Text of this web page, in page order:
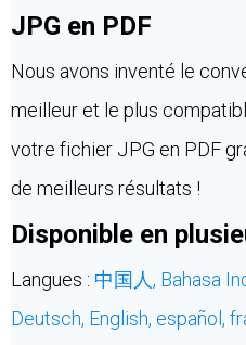
JPG en PDF
Nous avons inventé le
meilleur et le plus
votre fichier JPG en PDF
de meilleurs résultats !
Disponible en
Langues : 中国人, Bahasa
Deutsch, English, español,